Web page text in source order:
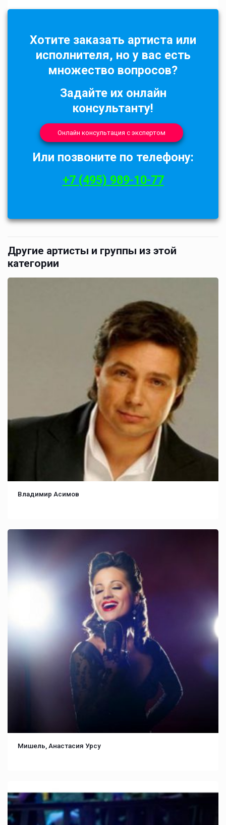
Хотите заказать артиста или
исполнителя, но у вас есть
множество вопросов?
Задайте их онлайн
консультанту!
Онлайн консультация с экспертом
Или позвоните по телефону:
+7 (495) 989-10-77
Другие артисты и группы из этой
категории
Владимир Асимов
Мишель, Анастасия Урсу